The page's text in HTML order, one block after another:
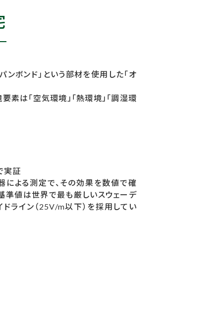
ボンド」という部材を使用した「オ
素は「空気環境」「熱環境」「調湿環
実証
による測定で、その効果を数値で確
準値は世界で最も厳しいスウェーデ
ライン（25V/m以下）を採用してい